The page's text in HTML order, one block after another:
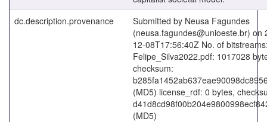
dc.description.provenance
Submitted by Neusa Fagundes
(neusa.fagundes@unioeste.br) on
12-08T17:56:40Z No. of
Felipe_Silva2022.pdf: 1017028
checksum:
(MD5) license_rdf: 0 bytes,
(MD5)